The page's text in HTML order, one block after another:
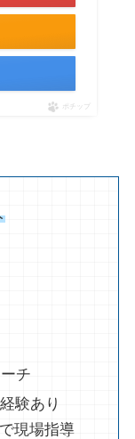
ポチップ
チ
験あり
現場指導